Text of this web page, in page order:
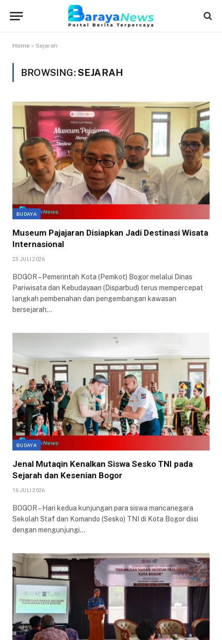
Home » Sejarah
BROWSING:SEJARAH
BUDAYA
Museum Pajajaran Disiapkan Jadi Destinasi Wisata
Internasional
23 JULI 2026
BOGOR – Pemerintah Kota (Pemkot) Bogor melalui Dinas
Pariwisata dan Kebudayaan (Disparbud) terus mempercepat
langkah pembenahan dan pengembangan kawasan
bersejarah…
BUDAYA
Jenal Mutaqin Kenalkan Siswa Sesko TNI pada
Sejarah dan Kesenian Bogor
16 JULI 2026
BOGOR – Hari kedua kunjungan para siswa mancanegara
Sekolah Staf dan Komando (Sesko) TNI di Kota Bogor diisi
dengan mengunjungi…